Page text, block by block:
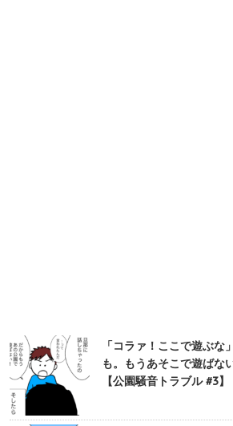
「コラァ！ここで遊ぶ
も。もうあそこで遊ばな
【公園騒音トラブル #3